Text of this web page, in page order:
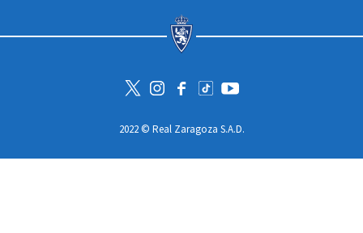
2022 © Real Zaragoza S.A.D.